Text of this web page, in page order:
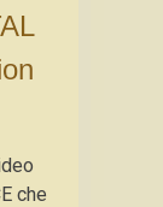
che